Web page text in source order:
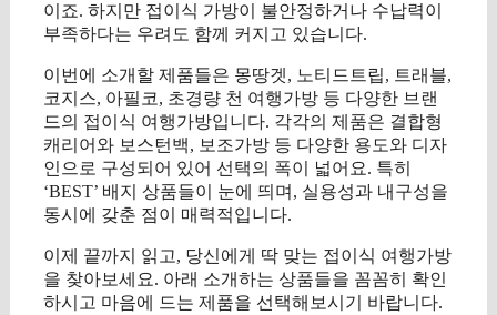
이죠. 하지만 접이식 가방이 불안정하거나 수납력이
부족하다는 우려도 함께 커지고 있습니다.
이번에 소개할 제품들은 몽땅겟, 노티드트립, 트래블,
코지스, 아필코, 초경량 천 여행가방 등 다양한 브랜
드의 접이식 여행가방입니다. 각각의 제품은 결합형
캐리어와 보스턴백, 보조가방 등 다양한 용도와 디자
인으로 구성되어 있어 선택의 폭이 넓어요. 특히
‘BEST’ 배지 상품들이 눈에 띄며, 실용성과 내구성을
동시에 갖춘 점이 매력적입니다.
이제 끝까지 읽고, 당신에게 딱 맞는 접이식 여행가방
을 찾아보세요. 아래 소개하는 상품들을 꼼꼼히 확인
하시고 마음에 드는 제품을 선택해보시기 바랍니다.